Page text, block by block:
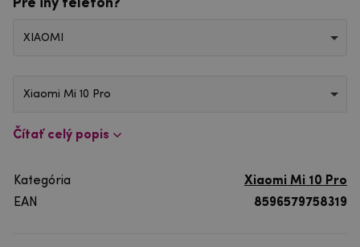
Pre iný telefón?
XIAOMI
Xiaomi Mi 10 Pro
Čítať celý popis
Kategória
Xiaomi Mi 10 Pro
EAN
8596579758319